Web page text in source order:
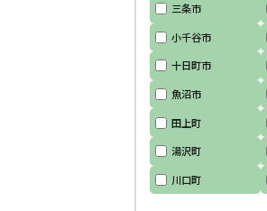
三条市
小千谷市
十日町市
魚沼市
田上町
湯沢町
川口町